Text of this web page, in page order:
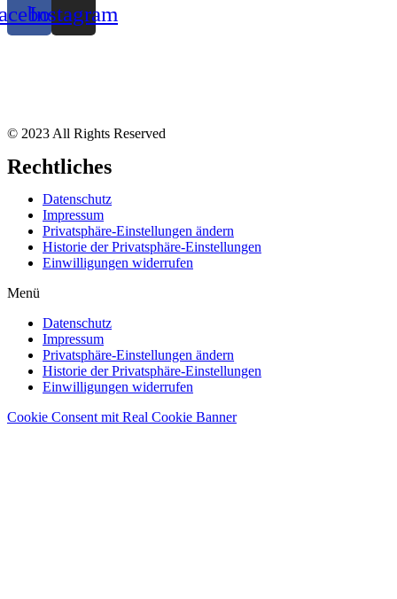
Instagram
© 2023 All Rights Reserved
Rechtliches
Datenschutz
Impressum
Privatsphäre-Einstellungen ändern
Historie der Privatsphäre-Einstellungen
Einwilligungen widerrufen
Menü
Datenschutz
Impressum
Privatsphäre-Einstellungen ändern
Historie der Privatsphäre-Einstellungen
Einwilligungen widerrufen
Cookie Consent mit Real Cookie Banner